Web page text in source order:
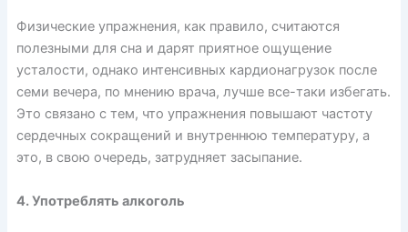
Физические упражнения, как правило, считаются
полезными для сна и дарят приятное ощущение
усталости, однако интенсивных кардионагрузок после
семи вечера, по мнению врача, лучше все-таки избегать.
Это связано с тем, что упражнения повышают частоту
сердечных сокращений и внутреннюю температуру, а
это, в свою очередь, затрудняет засыпание.
4. Употреблять алкоголь